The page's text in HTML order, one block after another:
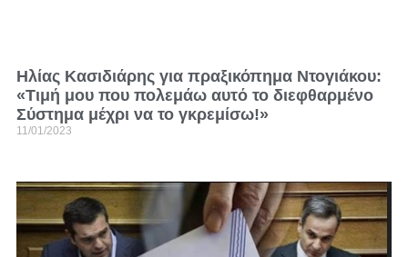
Ηλίας Κασιδιάρης για πραξικόπημα Ντογιάκου:
«Τιμή μου που πολεμάω αυτό το διεφθαρμένο
Σύστημα μέχρι να το γκρεμίσω!»
11/01/2023